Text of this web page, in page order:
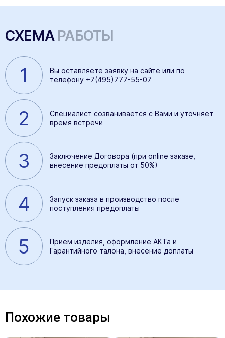
СХЕМАРАБОТЫ
1 Вы оставляете заявку на сайте или по
телефону +7(495)777-55-07
2
Специалист созванивается с Вами и уточняет
время встречи
3
Заключение Договора (при online заказе,
внесение предоплаты от 50%)
4
Запуск заказа в производство после
поступления предоплаты
5
Прием изделия, оформление АКТа и
Гарантийного талона, внесение доплаты
Похожие товары